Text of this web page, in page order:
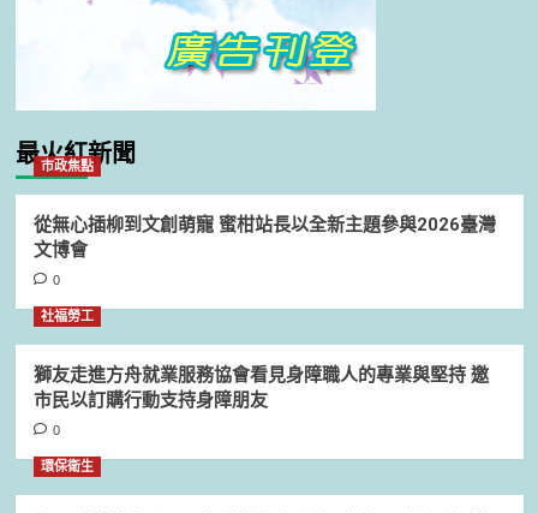
最火紅新聞
市政焦點
從無心插柳到文創萌寵 蜜柑站長以全新主題參與2026臺灣
文博會
0
社福勞工
獅友走進方舟就業服務協會看見身障職人的專業與堅持 邀
市民以訂購行動支持身障朋友
0
環保衛生